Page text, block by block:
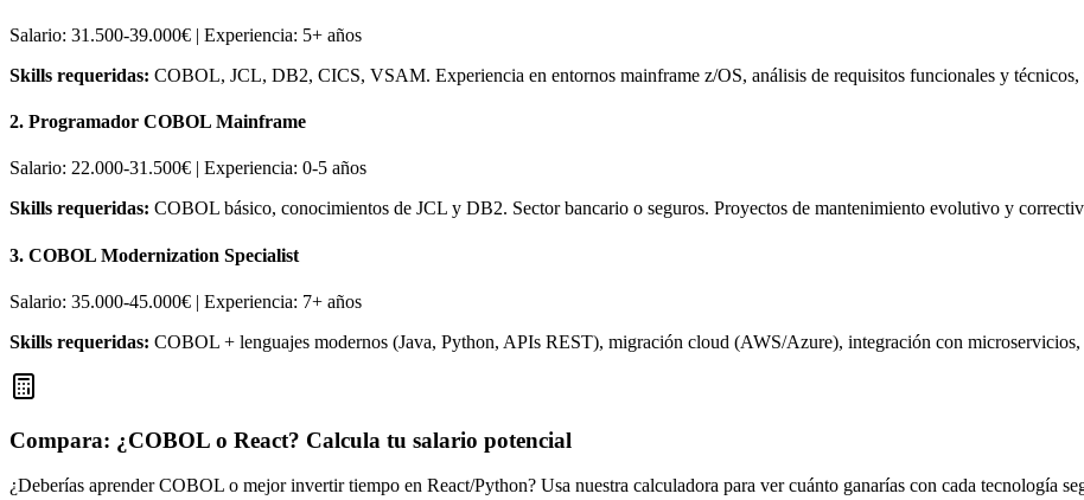
Salario: 31.500-39.000€ | Experiencia: 5+ años
Skills requeridas: COBOL, JCL, DB2, CICS, VSAM. Experiencia en entornos mainframe z/OS, análisis de requisitos funcionales y técnicos,
2. Programador COBOL Mainframe
Salario: 22.000-31.500€ | Experiencia: 0-5 años
Skills requeridas: COBOL básico, conocimientos de JCL y DB2. Sector bancario o seguros. Proyectos de mantenimiento evolutivo y
3. COBOL Modernization Specialist
Salario: 35.000-45.000€ | Experiencia: 7+ años
Skills requeridas: COBOL + lenguajes modernos (Java, Python, APIs REST), migración cloud (AWS/Azure), integración con
Compara: ¿COBOL o React? Calcula tu salario potencial
¿Deberías aprender COBOL o mejor invertir tiempo en React/Python? Usa nuestra calculadora para ver cuánto ganarías con cada tecnología